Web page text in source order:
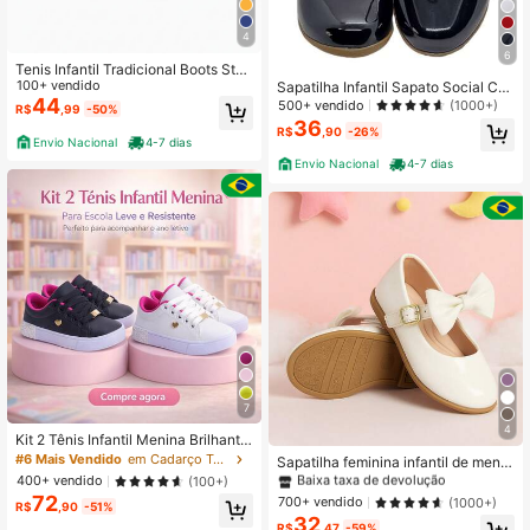
4
Tenis Infantil Tradicional Boots Star
Confortavel Lona Barato Masculino
Feminino
100+ vendido
R$44 ,99 -50%
Envio Nacional 4-7 dias
7
Kit 2 Tênis Infantil Menina Brilhante
– Charme, Conforto e Ajuste Seguro
| Pronta Entrega
#6 Mais Vendido
em Cadarço Tênis infantil
400+ vendido
(100+)
R$72 ,90 -51%
6
Sapatilha Infantil Sapato Social Cri
ança Menina Sapatinho de Boneca
Fechado Lisa Verniz Confortável
500+ vendido (1000+)
R$36 ,90 -26%
Envio Nacional 4-7 dias
4
Sapatilha feminina infantil de menin
a do 20 ao 34 direto da fabrica Brilh
o
Baixa taxa de devolução
#5 Mais Vendido
Baixa taxa de devolução
#5 Mais Vendido
Baixa taxa de devolução
#5 Mais Vendido
700+ vendido (1000+)
32